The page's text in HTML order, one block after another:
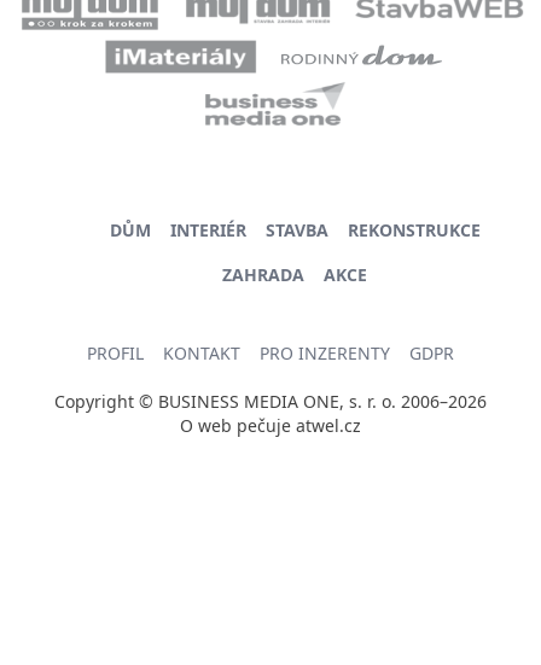
DŮM INTERIÉR STAVBA
REKONSTRUKCE
ZAHRADA
AKCE
PROFIL KONTAKT PRO INZERENTY GDPR
Copyright © BUSINESS MEDIA ONE, s. r. o. 2006–2026